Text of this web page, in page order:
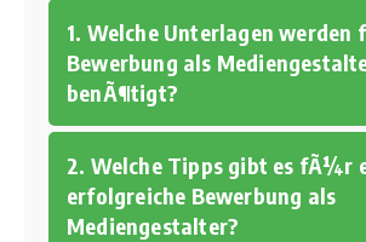
1. Welche Unterlagen
Bewerbung als
benÃ¶tigt?
2. Welche Tipps gibt es fÃ¼r
erfolgreiche Bewerbung als
Mediengestalter?